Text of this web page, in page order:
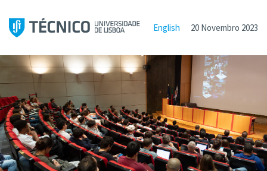
English 20 Novembro 2023